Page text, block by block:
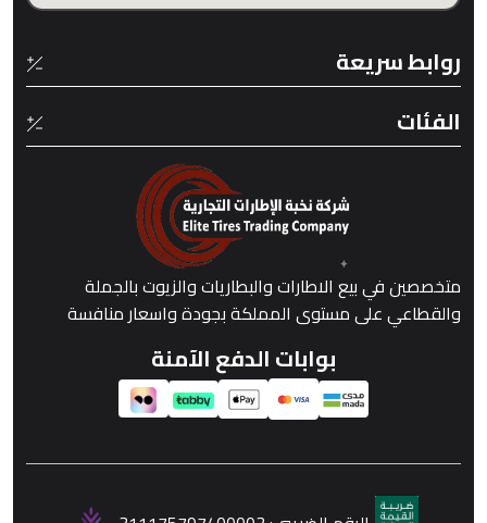
روابط سريعة
الفئات
متخصصين في بيع الاطارات والبطاريات والزيوت بالجملة
والقطاعي على مستوى المملكة بجودة واسعار منافسة
بوابات الدفع الآمنة